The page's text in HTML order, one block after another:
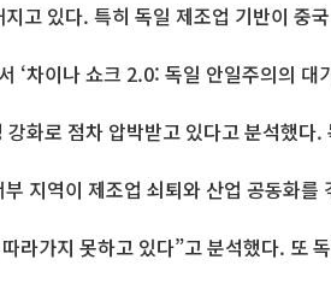
있다. 특히 독일 제조업 기반이 중
차이나 쇼크 2.0: 독일 안일주의의
화로 점차 압박받고 있다고 분석했
지역이 제조업 쇠퇴와 산업 공동화
가지 못하고 있다”고 분석했다. 또